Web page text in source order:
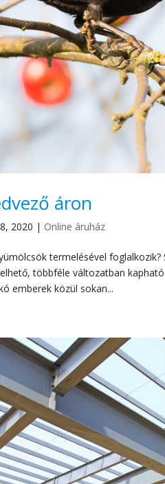
áron
2020 | Online áruház
termelésével
többféle változatban
emberek közül sokan...